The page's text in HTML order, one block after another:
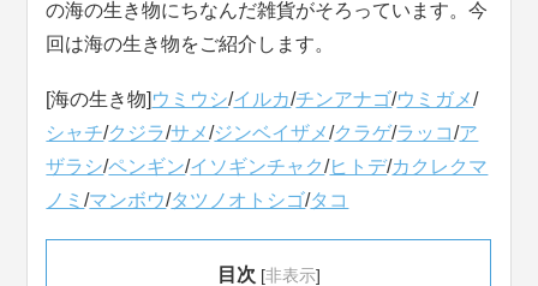
の海の生き物にちなんだ雑貨がそろっています。今
回は海の生き物をご紹介します。
[海の生き物] ウミウシ/イルカ/チンアナゴ/ウミガメ/
シャチ/クジラ/サメ/ジンベイザメ/クラゲ/ラッコ/ア
ザラシ/ペンギン/イソギンチャク/ヒトデ/カクレクマ
ノミ/マンボウ/タツノオトシゴ/タコ
目次 [非表示]